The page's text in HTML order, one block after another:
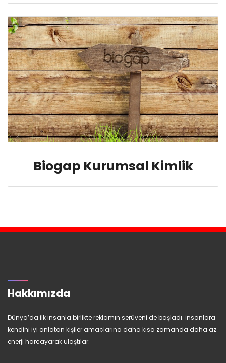
Biogap Kurumsal Kimlik
Hakkımızda
Dünya’da ilk insanla birlikte reklamın serüveni de başladı. İnsanlara
kendini iyi anlatan kişiler amaçlarına daha kısa zamanda daha az
enerji harcayarak ulaştılar.